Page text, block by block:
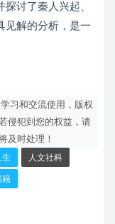
讨了秦人兴起、
见解的分析，是一
习和交流使用，版权
侵犯到您的权益，请
及时处理！
生 人文社科
籍